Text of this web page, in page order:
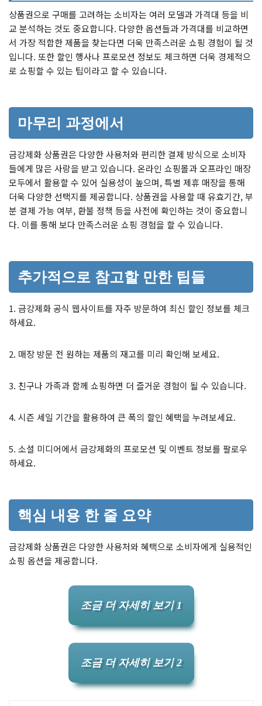
상품권으로 구매를 고려하는 소비자는 여러 모델과 가격대 등을 비
교 분석하는 것도 중요합니다. 다양한 옵션들과 가격대를 비교하면
서 가장 적합한 제품을 찾는다면 더욱 만족스러운 쇼핑 경험이 될 것
입니다. 또한 할인 행사나 프로모션 정보도 체크하면 더욱 경제적으
로 쇼핑할 수 있는 팁이라고 할 수 있습니다.
마무리 과정에서
금강제화 상품권은 다양한 사용처와 편리한 결제 방식으로 소비자
들에게 많은 사랑을 받고 있습니다. 온라인 쇼핑몰과 오프라인 매장
모두에서 활용할 수 있어 실용성이 높으며, 특별 제휴 매장을 통해
더욱 다양한 선택지를 제공합니다. 상품권을 사용할 때 유효기간, 부
분 결제 가능 여부, 환불 정책 등을 사전에 확인하는 것이 중요합니
다. 이를 통해 보다 만족스러운 쇼핑 경험을 할 수 있습니다.
추가적으로 참고할 만한 팁들
1. 금강제화 공식 웹사이트를 자주 방문하여 최신 할인 정보를 체크
하세요.
2. 매장 방문 전 원하는 제품의 재고를 미리 확인해 보세요.
3. 친구나 가족과 함께 쇼핑하면 더 즐거운 경험이 될 수 있습니다.
4. 시즌 세일 기간을 활용하여 큰 폭의 할인 혜택을 누려보세요.
5. 소셜 미디어에서 금강제화의 프로모션 및 이벤트 정보를 팔로우
하세요.
핵심 내용 한 줄 요약
금강제화 상품권은 다양한 사용처와 혜택으로 소비자에게 실용적인
쇼핑 옵션을 제공합니다.
조금 더 자세히 보기 1
조금 더 자세히 보기 2